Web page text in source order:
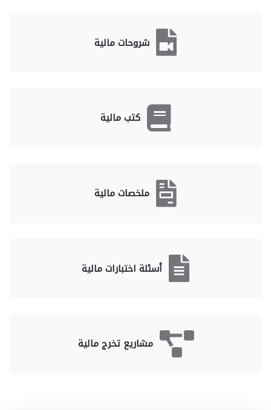
شروحات مالية
كتب مالية
ملخصات مالية
أسئلة اختبارات مالية
مشاريع تخرج مالية